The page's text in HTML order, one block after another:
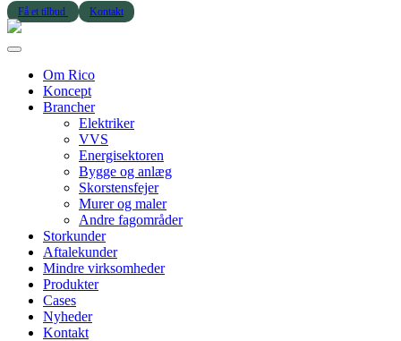
Få et tilbud Kontakt
Om Rico
Koncept
Brancher
Elektriker
VVS
Energisektoren
Bygge og anlæg
Skorstensfejer
Murer og maler
Andre fagområder
Storkunder
Aftalekunder
Mindre virksomheder
Produkter
Cases
Nyheder
Kontakt